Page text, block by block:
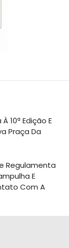
10ª Edição E
Praça Da
Regulamenta
E
Com A